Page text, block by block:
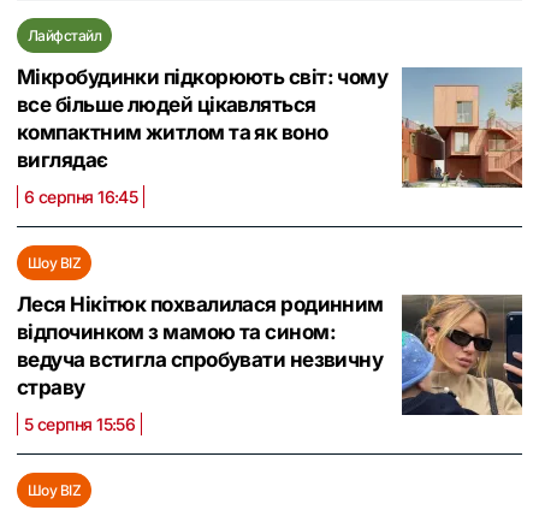
Лайфстайл
Мікробудинки підкорюють світ: чому
все більше людей цікавляться
компактним житлом та як воно
виглядає
6 серпня 16:45
Шоу BIZ
Леся Нікітюк похвалилася родинним
відпочинком з мамою та сином:
ведуча встигла спробувати незвичну
страву
5 серпня 15:56
Шоу BIZ